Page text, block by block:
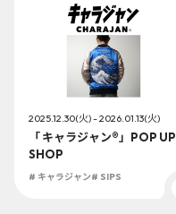
2025.12.30(火) - 2026.01.13(火)
「 キャラジャン®︎」POP UP
SHOP
# キャラジャン# SIPS